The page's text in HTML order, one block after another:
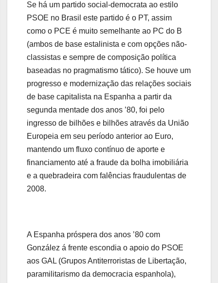
Se há um partido social-democrata ao estilo
PSOE no Brasil este partido é o PT, assim
como o PCE é muito semelhante ao PC do B
(ambos de base estalinista e com opções não-
classistas e sempre de composição política
baseadas no pragmatismo tático). Se houve um
progresso e modernização das relações sociais
de base capitalista na Espanha a partir da
segunda mentade dos anos ’80, foi pelo
ingresso de bilhões e bilhões através da União
Europeia em seu período anterior ao Euro,
mantendo um fluxo contínuo de aporte e
financiamento até a fraude da bolha imobiliária
e a quebradeira com falências fraudulentas de
2008.
A Espanha próspera dos anos ’80 com
González á frente escondia o apoio do PSOE
aos GAL (Grupos Antiterroristas de Libertação,
paramilitarismo da democracia espanhola),